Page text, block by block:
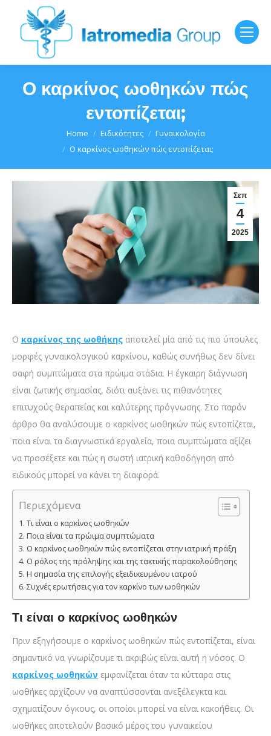
Ο καρκίνος ωοθηκών πώς
εντοπίζεται;
Home Ειδικότητες
Γυναικολογία
Ο καρκίνος ωοθηκών πώς εντοπίζεται;
Σεπ
4
2025
Ο καρκίνος της ωοθήκης αποτελεί μία από τις πιο ύπουλες
μορφές γυναικολογικού καρκίνου, καθώς συνήθως δεν δίνει
σαφή συμπτώματα στα πρώιμα στάδια. Η έγκαιρη διάγνωση
είναι ζωτικής σημασίας, διότι αυξάνει τις πιθανότητες
επιτυχούς θεραπείας και καλύτερης πρόγνωσης. Στο παρόν
άρθρο θα αναλύσουμε ο καρκίνος ωοθηκών πώς εντοπίζεται,
ποια είναι τα διαγνωστικά εργαλεία, ποια συμπτώματα αξίζει
να προσέξετε και πώς η σωστή ιατρική καθοδήγηση από
ειδικούς μπορεί να κάνει τη διαφορά.
Περιεχόμενα
Τι είναι ο καρκίνος ωοθηκών
Ποια είναι τα πρώιμα συμπτώματα
Ο καρκίνος ωοθηκών πώς εντοπίζεται στην ιατρική πράξη
Ο ρόλος της πρόληψης και της τακτικής παρακολούθησης
Η σημασία της επιλογής εξειδικευμένου ιατρού
Συχνές ερωτήσεις για τον καρκίνο των ωοθηκών
Τι είναι ο καρκίνος ωοθηκών
Πριν εξηγήσουμε ο καρκίνος ωοθηκών πώς εντοπίζεται, είναι
σημαντικό να γνωρίζουμε τι ακριβώς είναι αυτή η νόσος. Ο
καρκίνος ωοθηκών εμφανίζεται όταν τα κύτταρα στις
ωοθήκες αρχίζουν να αναπτύσσονται ανεξέλεγκτα και
σχηματίζουν όγκους, οι οποίοι μπορεί να είναι κακοήθεις. Οι
ωοθήκες αποτελούν βασικό μέρος του γυναικείου